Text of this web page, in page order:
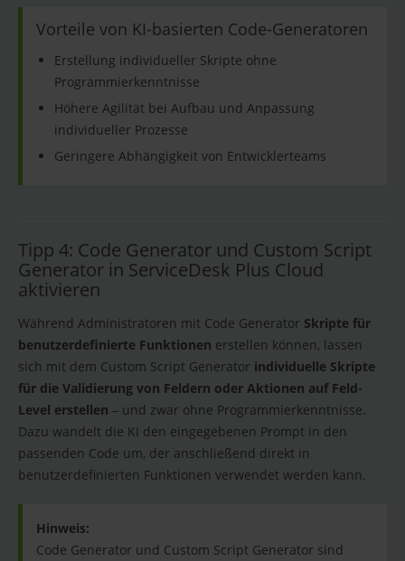
Vorteile von KI-basierten Code-Generatoren
Erstellung individueller Skripte ohne
Programmierkenntnisse
Höhere Agilität bei Aufbau und Anpassung
individueller Prozesse
Geringere Abhängigkeit von Entwicklerteams
Tipp 4: Code Generator und Custom Script
Generator in ServiceDesk Plus Cloud
aktivieren
Während Administratoren mit Code Generator Skripte für
benutzerdefinierte Funktionen erstellen können, lassen
sich mit dem Custom Script Generator individuelle Skripte
für die Validierung von Feldern oder Aktionen auf Feld-
Level erstellen – und zwar ohne Programmierkenntnisse.
Dazu wandelt die KI den eingegebenen Prompt in den
passenden Code um, der anschließend direkt in
benutzerdefinierten Funktionen verwendet werden kann.
Hinweis:
Code Generator und Custom Script Generator sind